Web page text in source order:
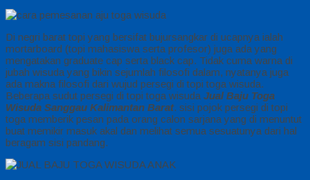
Di negri barat topi yang bersifat bujursangkar di ucapnya ialah
mortarboard (topi mahasiswa serta profesor) juga ada yang
mengatakan graduate cap serta black cap. Tidak cuma warna di
jubah wisuda yang bikin sejumlah filosofi dalam, nyatanya juga
ada makna filosofi dari wujud persegi di topi toga wisuda.
Beberapa sudut persegi di topi toga wisuda Jual Baju Toga
Wisuda Sanggau Kalimantan Barat. sisi pojok persegi di topi
toga memberik pesan pada orang calon sarjana yang di menuntut
buat memikir masuk akal dan melihat semua sesuatunya dari hal
beragam sisi pandang.